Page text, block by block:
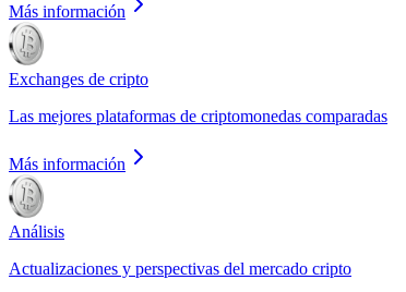
Más información
Exchanges de cripto
Las mejores plataformas de criptomonedas comparadas
Más información
Análisis
Actualizaciones y perspectivas del mercado cripto